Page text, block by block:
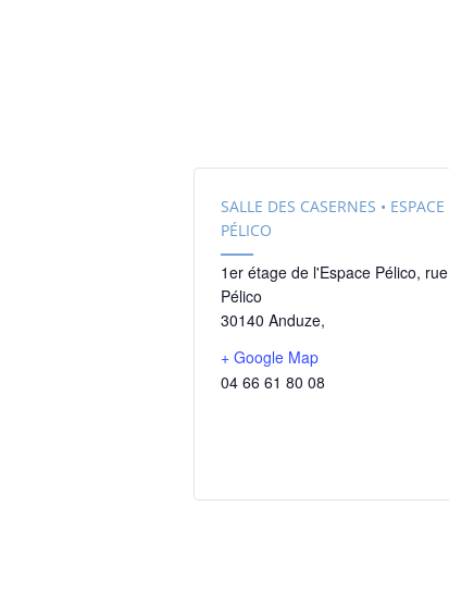
SALLE DES CASERNES • ESPACE
PÉLICO
1er étage de l'Espace Pélico, rue
Pélico
30140 Anduze,
+ Google Map
04 66 61 80 08